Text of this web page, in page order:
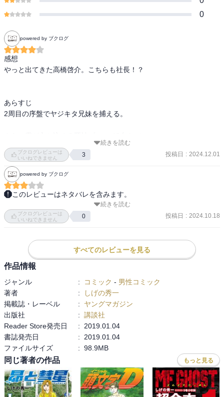
0
powered by ブクログ
感想
やっと出てきた高橋啓介。こちらも社長！？
あらすじ
2周目の序盤でヤジキタ兄妹を捕える。
ベッケンバウアーが圧勝、カナタはなんと9位に滑り込む。
続きを読む
ブクログレビューは
いいねできません
3 投稿日 : 2024.12.01
powered by ブクログ
このレビューはネタバレを含みます。
夏向がどんどん先行車をパスしていく様子は
とてもワクワクする。
拓海を思い出す。
啓介の年の取り方が小汚くてちょっとショック。
づやずの使い方を頻繁に間違えているのは
何か意図があってのことなのだろうか。
気になって仕方ない。
テイラーが握手を求めに来たのは恰好良かった。
別にレースのことを隠さなくても良いが
話さなくても良いと思うのに
何故恋は怒るし夏向は謝るのか謎。
緒方まともな人かと思ったらヘルメットもきちんと被れない人だっ
続きを読む
ブクログレビューは
いいねできません
0 投稿日 : 2024.10.18
すべてのレビューを見る
作品情報
ジャンル : コミック - 男性コミック
著者
:
しげの秀一
掲載誌・レーベル
:
ヤングマガジン
出版社
: 講談社
Reader Store発売日
:
2019.01.04
書誌発売日
:
2019.01.04
ファイルサイズ
: 98.9MB
同じ著者の作品 もっと見る